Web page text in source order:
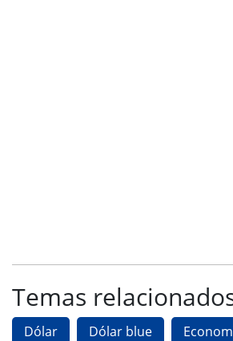
Temas
Dólar Dólar blue